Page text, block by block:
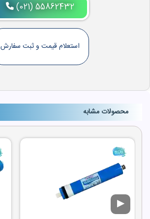
(021) 55862432
استعلام قیمت و ثبت سفارش
محصولات مشابه
▶